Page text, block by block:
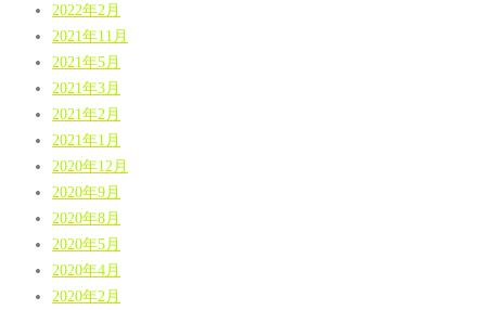
2022年2月
2021年11月
2021年5月
2021年3月
2021年2月
2021年1月
2020年12月
2020年9月
2020年8月
2020年5月
2020年4月
2020年2月